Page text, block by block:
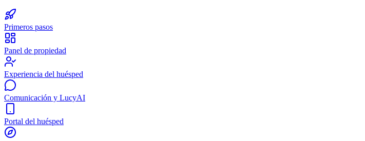
Primeros pasos
Panel de propiedad
Experiencia del huésped
Comunicación y LucyAI
Portal del huésped